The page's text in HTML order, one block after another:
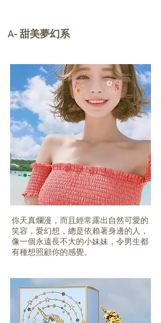
A- 甜美夢幻系
你天真爛漫，而且經常露出自然可愛的
笑容，愛幻想，總是依賴著身邊的人，
像一個永遠長不大的小妹妹，令男生都
有種想照顧你的感覺。